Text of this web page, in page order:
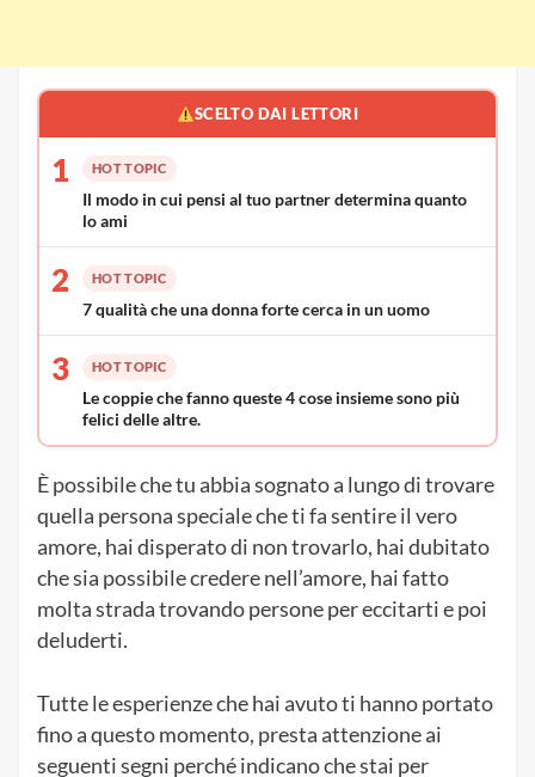
SCELTO DAI LETTORI
1 HOT TOPIC
Il modo in cui pensi al tuo partner determina quanto
lo ami
2 HOT TOPIC
7 qualità che una donna forte cerca in un uomo
3 HOT TOPIC
Le coppie che fanno queste 4 cose insieme sono più
felici delle altre.
È possibile che tu abbia sognato a lungo di trovare
quella persona speciale che ti fa sentire il vero
amore, hai disperato di non trovarlo, hai dubitato
che sia possibile credere nell’amore, hai fatto
molta strada trovando persone per eccitarti e poi
deluderti.
Tutte le esperienze che hai avuto ti hanno portato
fino a questo momento, presta attenzione ai
seguenti segni perché indicano che stai per